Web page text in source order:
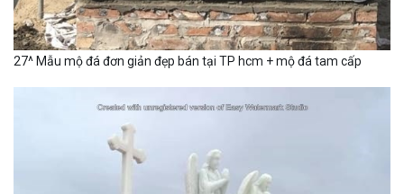
27^ Mẫu mộ đá đơn giản đẹp bán tại TP hcm + mộ đá tam cấp